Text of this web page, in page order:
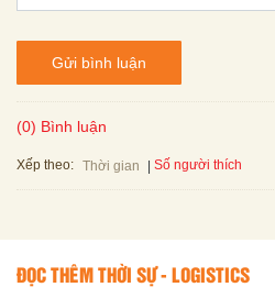
Gửi bình luận
(0) Bình luận
Xếp theo: Thời gian Số người thích
ĐỌC THÊM THỜI SỰ - LOGISTICS